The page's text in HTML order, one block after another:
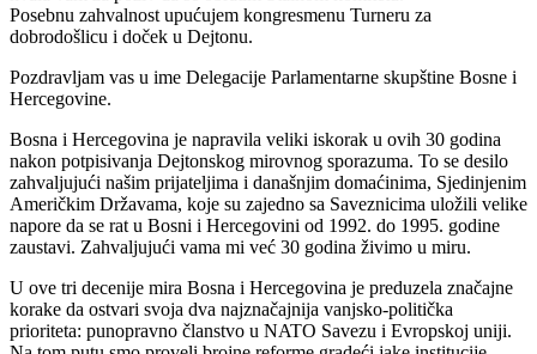
Posebnu zahvalnost upućujem kongresmenu Turneru za
dobrodošlicu i doček u Dejtonu.
Pozdravljam vas u ime Delegacije Parlamentarne skupštine Bosne i
Hercegovine.
Bosna i Hercegovina je napravila veliki iskorak u ovih 30 godina
nakon potpisivanja Dejtonskog mirovnog sporazuma. To se desilo
zahvaljujući našim prijateljima i današnjim domaćinima, Sjedinjenim
Američkim Državama, koje su zajedno sa Saveznicima uložili velike
napore da se rat u Bosni i Hercegovini od 1992. do 1995. godine
zaustavi. Zahvaljujući vama mi već 30 godina živimo u miru.
U ove tri decenije mira Bosna i Hercegovina je preduzela značajne
korake da ostvari svoja dva najznačajnija vanjsko-politička
prioriteta: punopravno članstvo u NATO Savezu i Evropskoj uniji.